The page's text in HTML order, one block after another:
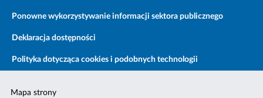
Ponowne wykorzystywanie informacji sektora publicznego
Deklaracja dostępności
Polityka dotycząca cookies i podobnych technologii
Mapa strony